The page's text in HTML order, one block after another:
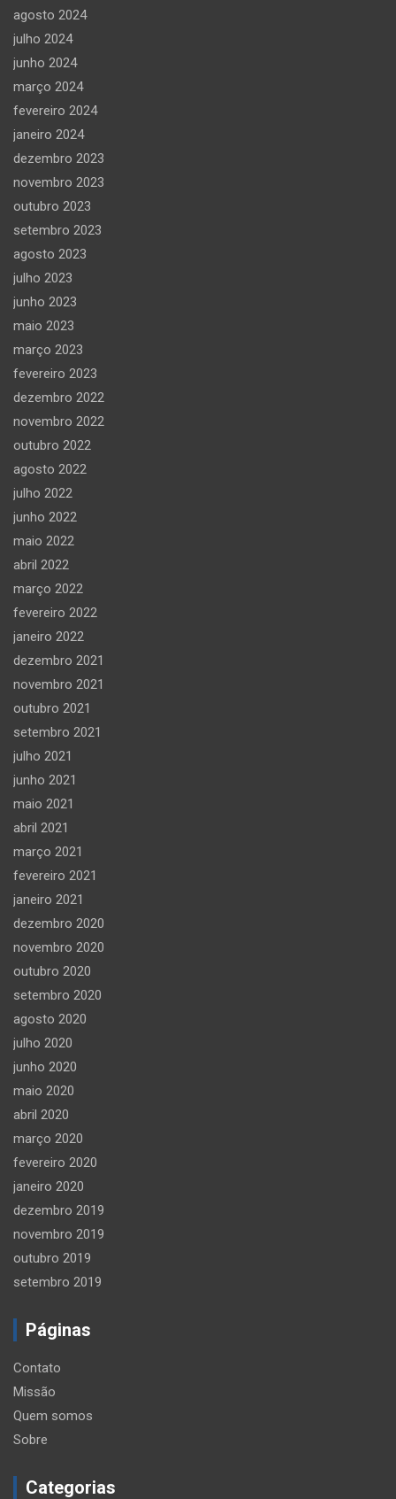
agosto 2024
julho 2024
junho 2024
março 2024
fevereiro 2024
janeiro 2024
dezembro 2023
novembro 2023
outubro 2023
setembro 2023
agosto 2023
julho 2023
junho 2023
maio 2023
março 2023
fevereiro 2023
dezembro 2022
novembro 2022
outubro 2022
agosto 2022
julho 2022
junho 2022
maio 2022
abril 2022
março 2022
fevereiro 2022
janeiro 2022
dezembro 2021
novembro 2021
outubro 2021
setembro 2021
julho 2021
junho 2021
maio 2021
abril 2021
março 2021
fevereiro 2021
janeiro 2021
dezembro 2020
novembro 2020
outubro 2020
setembro 2020
agosto 2020
julho 2020
junho 2020
maio 2020
abril 2020
março 2020
fevereiro 2020
janeiro 2020
dezembro 2019
novembro 2019
outubro 2019
setembro 2019
Páginas
Contato
Missão
Quem somos
Sobre
Categorias